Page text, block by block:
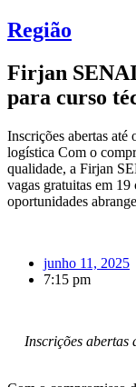
Região
Firjan
para curso
Inscrições abertas
logística Com o
qualidade, a Firjan
vagas gratuitas em
oportunidades
junho 11, 2025
7:15 pm
Inscrições abertas